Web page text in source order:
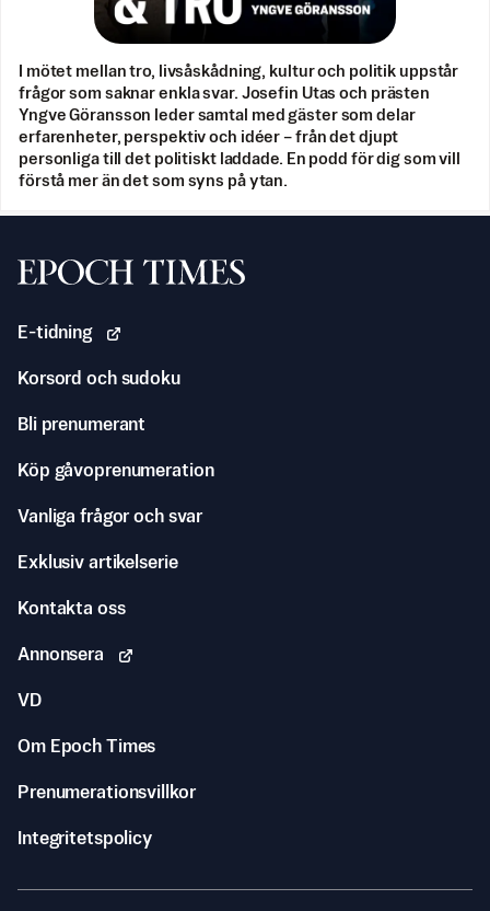
I mötet mellan tro, livsåskådning, kultur och politik uppstår
frågor som saknar enkla svar. Josefin Utas och prästen
Yngve Göransson leder samtal med gäster som delar
erfarenheter, perspektiv och idéer – från det djupt
personliga till det politiskt laddade. En podd för dig som vill
förstå mer än det som syns på ytan.
Svenska Epoch Times
E-tidning
Korsord och sudoku
Bli prenumerant
Köp gåvoprenumeration
Vanliga frågor och svar
Exklusiv artikelserie
Kontakta oss
Annonsera
VD
Om Epoch Times
Prenumerationsvillkor
Integritetspolicy